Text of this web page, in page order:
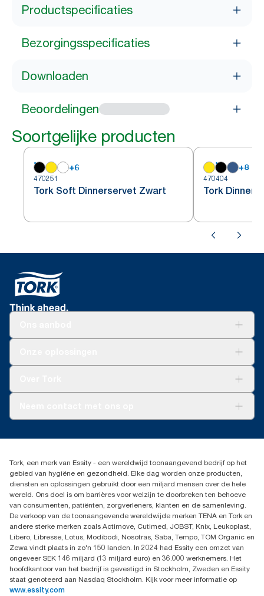
Productspecificaties
Bezorgingsspecificaties
Downloaden
Beoordelingen
Soortgelijke producten
+6
470251
Tork Soft Dinnerservet Zwart
+8
470404
Tork
Productklacht
Dispenserklacht
030 - 698 46 66
Essity Netherlands B.V.
Arnhemse Bovenweg 120
3708 AH ZEIST
Nederland
Tork, een merk van Essity - een wereldwijd toonaangevend bedrijf op het
gebied van hygiëne en gezondheid. Elke dag worden onze producten,
diensten en oplossingen gebruikt door een miljard mensen over de hele
wereld. Ons doel is om barrières voor welzijn te doorbreken ten behoeve
van consumenten, patiënten, zorgverleners, klanten en de samenleving.
De verkoop van de toonaangevende wereldwijde merken TENA en Tork en
andere sterke merken zoals Actimove, Cutimed, JOBST, Knix, Leukoplast,
Libero, Libresse, Lotus, Modibodi, Nosotras, Saba, Tempo, TOM Organic en
Zewa vindt plaats in zo'n 150 landen. In 2024 had Essity een omzet van
ongeveer SEK 146 miljard (13 miljard euro) en 36.000 werknemers. Het
hoofdkantoor van het bedrijf is gevestigd in Stockholm, Zweden en Essity
staat genoteerd aan Nasdaq Stockholm. Kijk voor meer informatie op
www.essity.com